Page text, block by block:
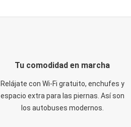
Tu comodidad en marcha
Relájate con Wi-Fi gratuito, enchufes y
espacio extra para las piernas. Así son
los autobuses modernos.